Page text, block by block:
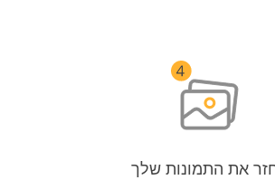
את התמונות שלך